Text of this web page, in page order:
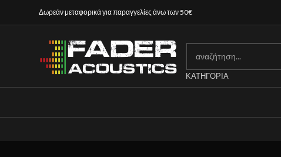
Δωρεάν μεταφορικά για παραγγελίες άνω των 50€
ΚΑΤΗΓΟΡΊΑ